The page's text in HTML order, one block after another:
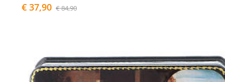
€ 37,90 € 84,90